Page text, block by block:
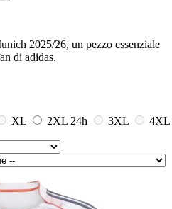
2025/26, un pezzo essenziale
di adidas.
XL 2XL 24h 3XL
4XL